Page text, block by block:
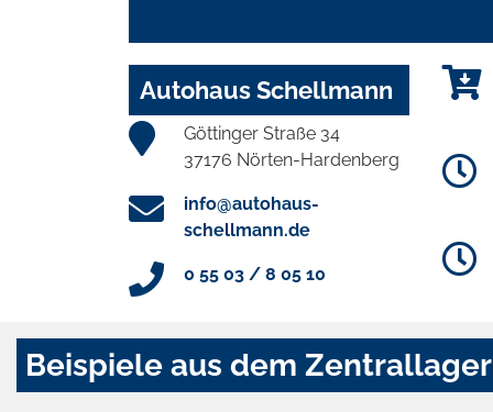
Autohaus Schellmann
Göttinger Straße 34
37176 Nörten-Hardenberg
info@autohaus-
schellmann.de
0 55 03 / 8 05 10
Beispiele aus dem Zentrallager